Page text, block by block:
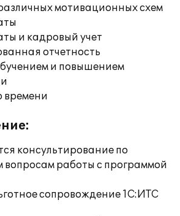
мотивационных схем
и кадровый учет
отчетность
и повышением
времени
консультирование по
вопросам работы с программой
сопровождение 1С:ИТС